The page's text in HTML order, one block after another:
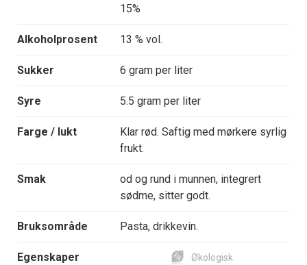
15%
Alkoholprosent 13 % vol.
Sukker 6 gram per liter
Syre 5.5 gram per liter
Farge / lukt
Klar rød. Saftig med mørkere syrlig
frukt.
Smak
od og rund i munnen, integrert
sødme, sitter godt.
Bruksområde Pasta, drikkevin.
Egenskaper Økologisk